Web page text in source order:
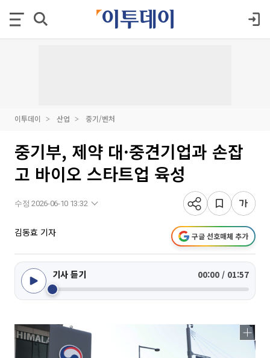
이투데이 산업 중기/벤처
중기부, 제약 대·중견기업과 손잡
고 바이오 스타트업 육성
수정 2026-06-10 13:32
김동효 기자 구글 선호매체 추가
기사 듣기 00:00 / 01:57